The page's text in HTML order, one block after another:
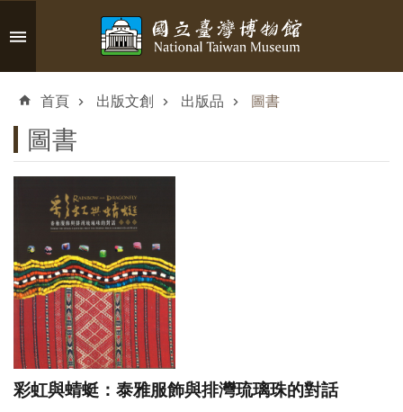
跳到主要內容區塊
搜
識
臺
博
參
觀
資
首頁 出版文創 出版品 圖書
圖書
彩虹與蜻蜓：泰雅服飾與排灣琉璃珠的對話